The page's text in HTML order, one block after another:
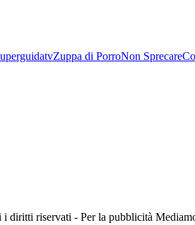
Zuppa di PorroNon Sprecare
riservati - Per la pubblicità